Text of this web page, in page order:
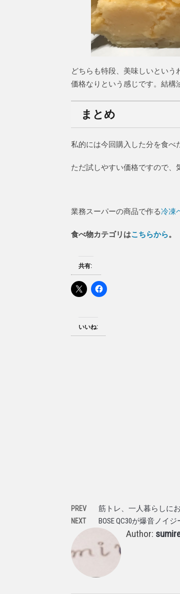
どちらも特段、美味しいとい
価格なりという感じです。結構
まとめ
私的には今回購入した分を食べ
ただ試しやすい価格ですので、
業務スーパーの商品で作る冷凍
食べ物カテゴリはこちらから。
共有:
いいね:
PREV 筋トレ、一人暮らしに
NEXT BOSE QC30が爆音ノイ
Author: